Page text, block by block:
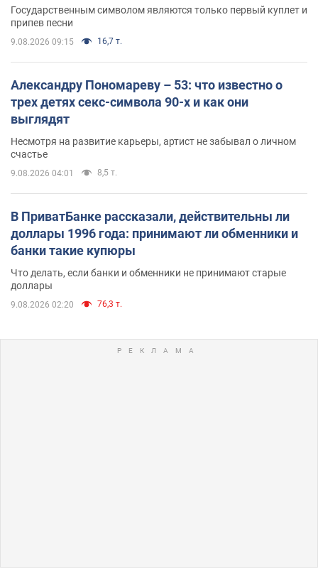
Государственным символом являются только первый куплет и
припев песни
9.08.2026 09:15 16,7 т.
Александру Пономареву – 53: что известно о
трех детях секс-символа 90-х и как они
выглядят
Несмотря на развитие карьеры, артист не забывал о личном
счастье
9.08.2026 04:01 8,5 т.
В ПриватБанке рассказали, действительны ли
доллары 1996 года: принимают ли обменники и
банки такие купюры
Что делать, если банки и обменники не принимают старые
доллары
9.08.2026 02:20 76,3 т.